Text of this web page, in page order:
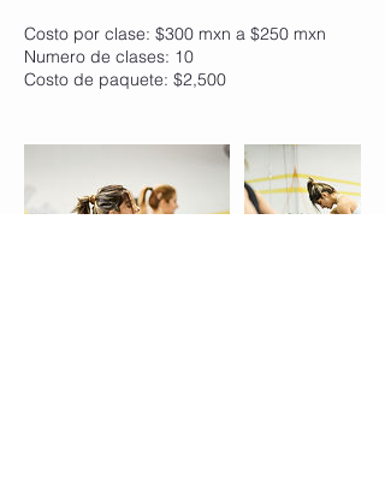
Costo por clase: $300 mxn a $250 mxn
Numero de clases: 10
Costo de paquete: $2,500